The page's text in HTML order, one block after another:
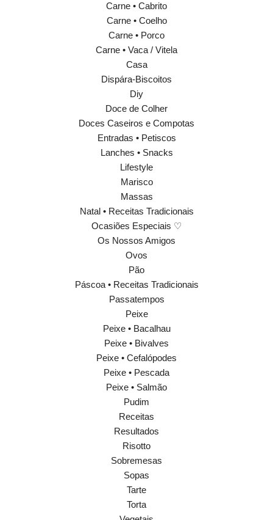
Carne • Cabrito
Carne • Coelho
Carne • Porco
Carne • Vaca / Vitela
Casa
Dispára-Biscoitos
Diy
Doce de Colher
Doces Caseiros e Compotas
Entradas • Petiscos
Lanches • Snacks
Lifestyle
Marisco
Massas
Natal • Receitas Tradicionais
Ocasiões Especiais ♡
Os Nossos Amigos
Ovos
Pão
Páscoa • Receitas Tradicionais
Passatempos
Peixe
Peixe • Bacalhau
Peixe • Bivalves
Peixe • Cefalópodes
Peixe • Pescada
Peixe • Salmão
Pudim
Receitas
Resultados
Risotto
Sobremesas
Sopas
Tarte
Torta